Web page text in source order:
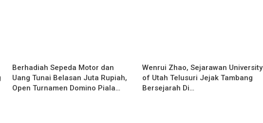
Berhadiah Sepeda Motor dan
Uang Tunai Belasan Juta Rupiah,
Open Turnamen Domino Piala…
Wenrui Zhao, Sejarawan University
of Utah Telusuri Jejak Tambang
Bersejarah Di…